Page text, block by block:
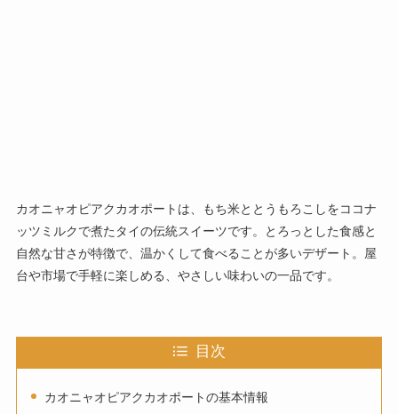
カオニャオピアクカオポートは、もち米ととうもろこしをココナ
ッツミルクで煮たタイの伝統スイーツです。とろっとした食感と
自然な甘さが特徴で、温かくして食べることが多いデザート。屋
台や市場で手軽に楽しめる、やさしい味わいの一品です。
目次
カオニャオピアクカオポートの基本情報